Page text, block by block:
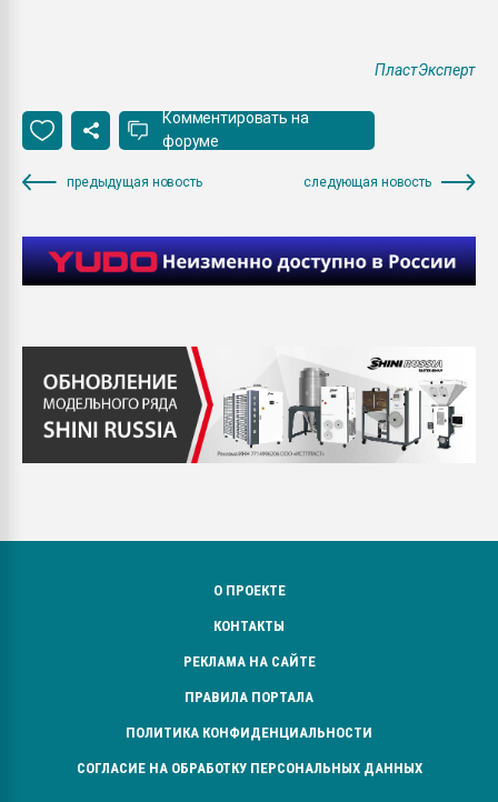
ПластЭксперт
Комментировать на
форуме
предыдущая новость следующая новость
О ПРОЕКТЕ
КОНТАКТЫ
РЕКЛАМА НА САЙТЕ
ПРАВИЛА ПОРТАЛА
ПОЛИТИКА КОНФИДЕНЦИАЛЬНОСТИ
СОГЛАСИЕ НА ОБРАБОТКУ ПЕРСОНАЛЬНЫХ ДАННЫХ